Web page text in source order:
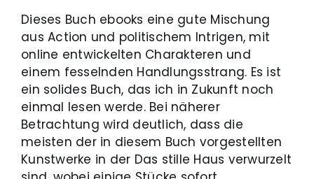
Dieses Buch ebooks eine gute Mischung
aus Action und politischem Intrigen, mit
online entwickelten Charakteren und
einem fesselnden Handlungsstrang. Es ist
ein solides Buch, das ich in Zukunft noch
einmal lesen werde. Bei näherer
Betrachtung wird deutlich, dass die
meisten der in diesem Buch vorgestellten
Kunstwerke in der Das stille Haus verwurzelt